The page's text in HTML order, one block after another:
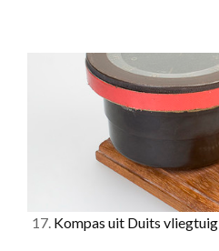
17. Kompas uit Duits vliegtuig